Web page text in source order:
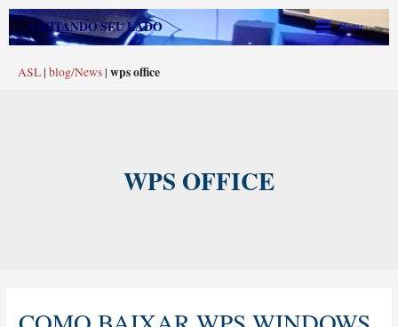
para
conteúdo
AJEITANDO SEU LADO
Main
Menu
ASL | blog/News | wps office
WPS OFFICE
COMO